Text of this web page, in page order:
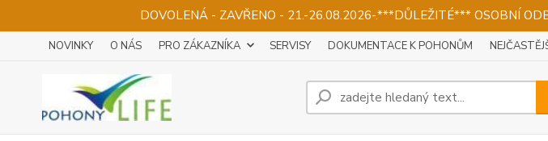
DOVOLENÁ - ZAVŘENO - 21.-26.08.2026-.***DŮLEŽITÉ*** OSOBNÍ
NOVINKY O NÁS PRO ZÁKAZNÍKA SERVISY DOKUMENTACE K POHONŮM